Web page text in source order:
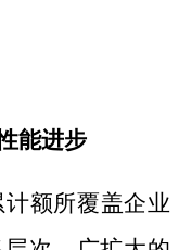
能进步
额所覆盖企业